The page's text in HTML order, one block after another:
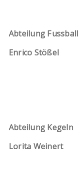
Abteilung Fussball
Enrico Stößel
Abteilung Kegeln
Lorita Weinert